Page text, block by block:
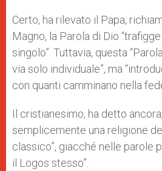
Certo, ha rilevato il Papa,
Magno, la Parola di Dio
singolo”. Tuttavia, questa
via solo individuale”, ma
con quanti camminano nella
Il cristianesimo, ha detto
semplicemente una religione
classico”, giacché nelle parole
il Logos stesso”.